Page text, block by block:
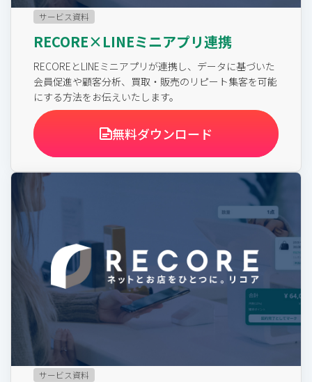
サービス資料
RECORE×LINEミニアプリ連携
RECOREとLINEミニアプリが連携し、データに基づいた
会員促進や顧客分析、買取・販売のリピート集客を可能
にする方法をお伝えいたします。
無料ダウンロード
サービス資料